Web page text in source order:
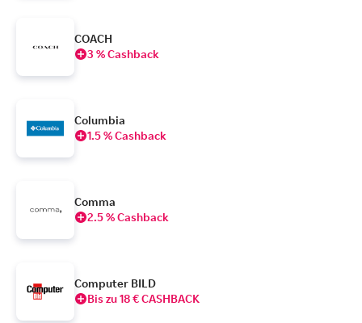
COACH
3 % Cashback
Columbia
1.5 % Cashback
Comma
2.5 % Cashback
Computer BILD
Bis zu 18 € CASHBACK